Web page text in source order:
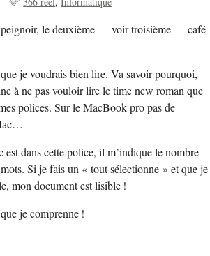
peignoir, le deuxième — voir troisième — café
je voudrais bien lire. Va savoir pourquoi,
à ne pas vouloir lire le time new roman que
polices. Sur le MacBook pro pas de
dans cette police, il m’indique le nombre
Si je fais un « tout sélectionne » et que je
mon document est lisible !
je comprenne !